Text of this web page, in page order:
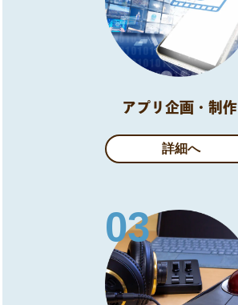
アプリ企画・制作
詳細へ
03